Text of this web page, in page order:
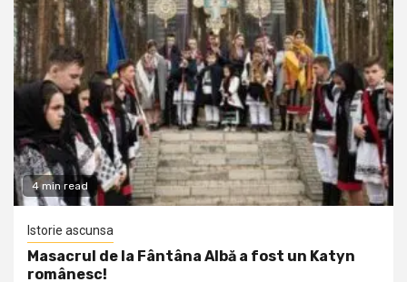
4 min read
Istorie ascunsa
Masacrul de la Fântâna Albă a fost un Katyn
românesc!